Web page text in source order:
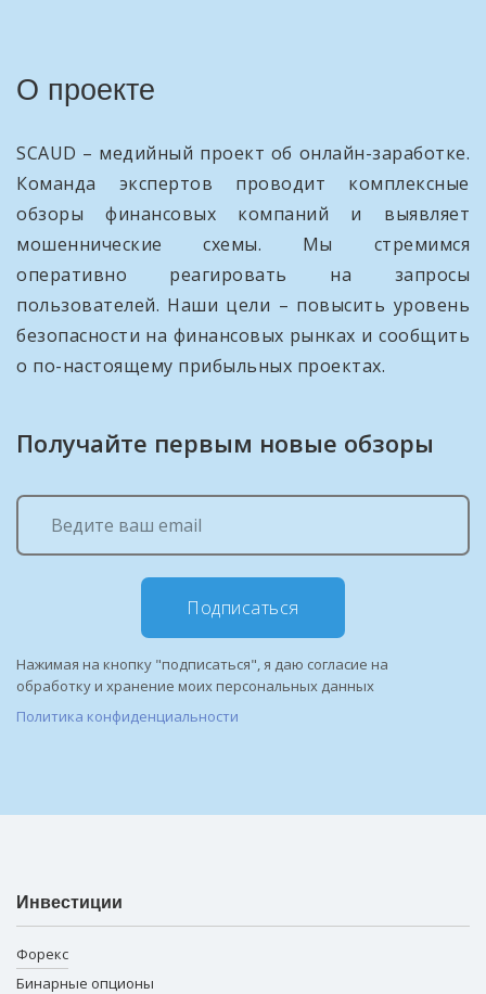
О проекте
SCAUD – медийный проект об онлайн-заработке.
Команда экспертов проводит комплексные
обзоры финансовых компаний и выявляет
мошеннические схемы. Мы стремимся
оперативно реагировать на запросы
пользователей. Наши цели – повысить уровень
безопасности на финансовых рынках и сообщить
о по-настоящему прибыльных проектах.
Получайте первым новые обзоры
Подписаться
Нажимая на кнопку "подписаться", я даю согласие на
обработку и хранение моих персональных данных
Политика конфиденциальности
Инвестиции
Форекс
Бинарные опционы